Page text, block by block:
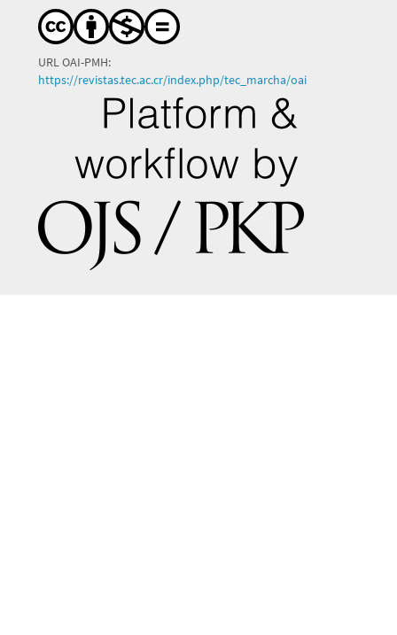
URL OAI-PMH:
https://revistas.tec.ac.cr/index.php/tec_marcha/oai